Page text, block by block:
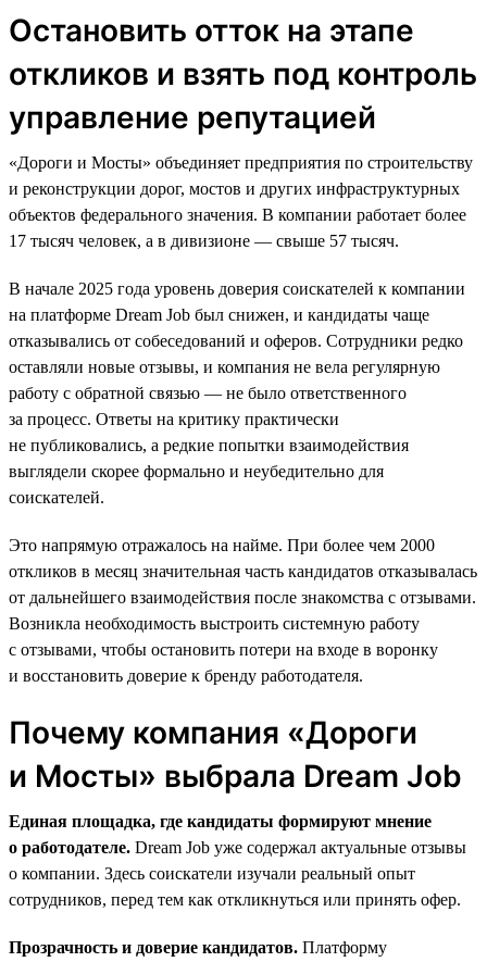
Остановить отток на этапе
откликов и взять под контроль
управление репутацией
«Дороги и Мосты» объединяет предприятия по строительству
и реконструкции дорог, мостов и других инфраструктурных
объектов федерального значения. В компании работает более
17 тысяч человек, а в дивизионе — свыше 57 тысяч.
В начале 2025 года уровень доверия соискателей к компании
на платформе Dream Job был снижен, и кандидаты чаще
отказывались от собеседований и оферов. Сотрудники редко
оставляли новые отзывы, и компания не вела регулярную
работу с обратной связью — не было ответственного
за процесс. Ответы на критику практически
не публиковались, а редкие попытки взаимодействия
выглядели скорее формально и неубедительно для
соискателей.
Это напрямую отражалось на найме. При более чем 2000
откликов в месяц значительная часть кандидатов отказывалась
от дальнейшего взаимодействия после знакомства с отзывами.
Возникла необходимость выстроить системную работу
с отзывами, чтобы остановить потери на входе в воронку
и восстановить доверие к бренду работодателя.
Почему компания «Дороги
и Мосты» выбрала Dream Job
Единая площадка, где кандидаты формируют мнение
о работодателе. Dream Job уже содержал актуальные отзывы
о компании. Здесь соискатели изучали реальный опыт
сотрудников, перед тем как откликнуться или принять офер.
Прозрачность и доверие кандидатов. Платформу